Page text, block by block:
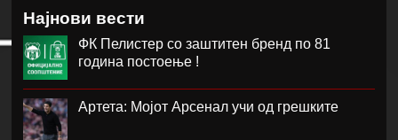
Најнови вести
ФК Пелистер со заштитен бренд по 81
година постоење !
Артета: Мојот Арсенал учи од грешките